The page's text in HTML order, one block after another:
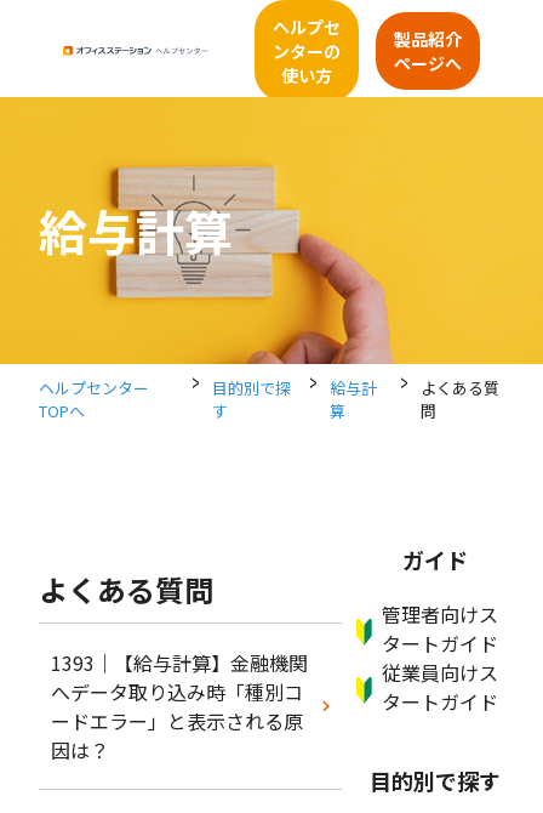
ヘルプセ
ンターの
使い方
製品紹介
ページへ
給与計算
ヘルプセンター
TOPへ
>
目的別で探
す
>
給与計
算
>
よくある質
問
よくある質問
1393｜【給与計算】金融機関
へデータ取り込み時「種別コ
ードエラー」と表示される原
因は？
ガイド
管理者向けス
タートガイド
従業員向けス
タートガイド
目的別で探す